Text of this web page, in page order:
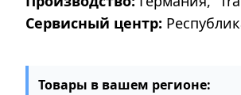
Сервисный центр:
Товары в вашем регионе: